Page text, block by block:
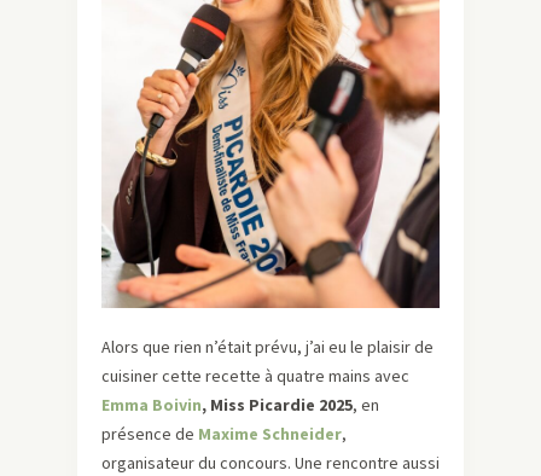
Alors que rien n’était prévu, j’ai eu le plaisir de
cuisiner cette recette à quatre mains avec
Emma Boivin, Miss Picardie 2025, en
présence de Maxime Schneider,
organisateur du concours. Une rencontre aussi